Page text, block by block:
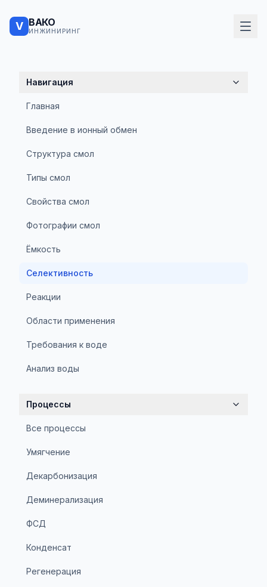
V ВАКО
ИНЖИНИРИНГ
Навигация
Главная
Введение в ионный обмен
Структура смол
Типы смол
Свойства смол
Фотографии смол
Ёмкость
Селективность
Реакции
Области применения
Требования к воде
Анализ воды
Процессы
Все процессы
Умягчение
Декарбонизация
Деминерализация
ФСД
Конденсат
Регенерация